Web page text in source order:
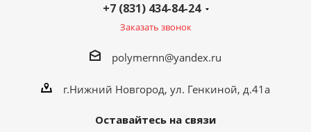
+7 (831) 434-84-24
Заказать звонок
polymernn@yandex.ru
г.Нижний Новгород, ул. Генкиной, д.41а
Оставайтесь на связи